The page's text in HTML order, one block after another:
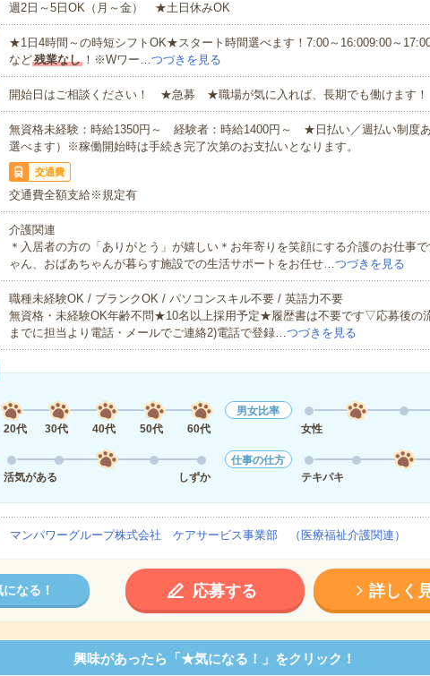
週2日～5日OK（月～金） ★土日休みOK
★1日4時間～の時短シフトOK★スタート時間選べます！7:00～16:009:00～
など残業なし！※Wワー…つづきを見る
開始日はご相談ください！ ★急募 ★職場が気に入れば、長期でも働けます！
無資格未経験：時給1350円～ 経験者：時給1400円～ ★日払い／週払い制度
選べます）※稼働開始時は手続き完了次第のお支払いとなります。
交通費
交通費全額支給※規定有
介護関連
＊入居者の方の「ありがとう」が嬉しい＊お年寄りを笑顔にする介護のお仕事
ゃん、おばあちゃんが暮らす施設での生活サポートをお任せ…つづきを見る
職種未経験OK / ブランクOK / パソコンスキル不要 / 英語力不要
無資格・未経験OK年齢不問★10名以上採用予定★履歴書は不要です▽応募後の
までに担当より電話・メールでご連絡2)電話で登録…つづきを見る
20代
30代 40代 50代 60代
男女比率
女性
活気がある
しずか
仕事の仕方
テキパキ
マンパワーグループ株式会社 ケアサービス事業部 （医療福祉介護関連）
になる！ 応募する 詳しく
興味があったら「★気になる！」をクリック！